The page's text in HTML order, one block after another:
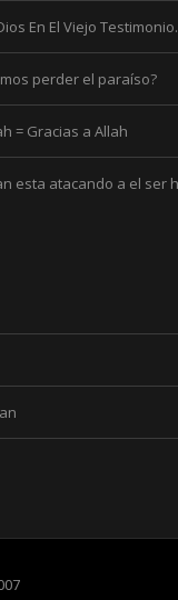
En El Viejo Testimonio.
perder el paraíso?
= Gracias a Allah
esta atacando a el ser